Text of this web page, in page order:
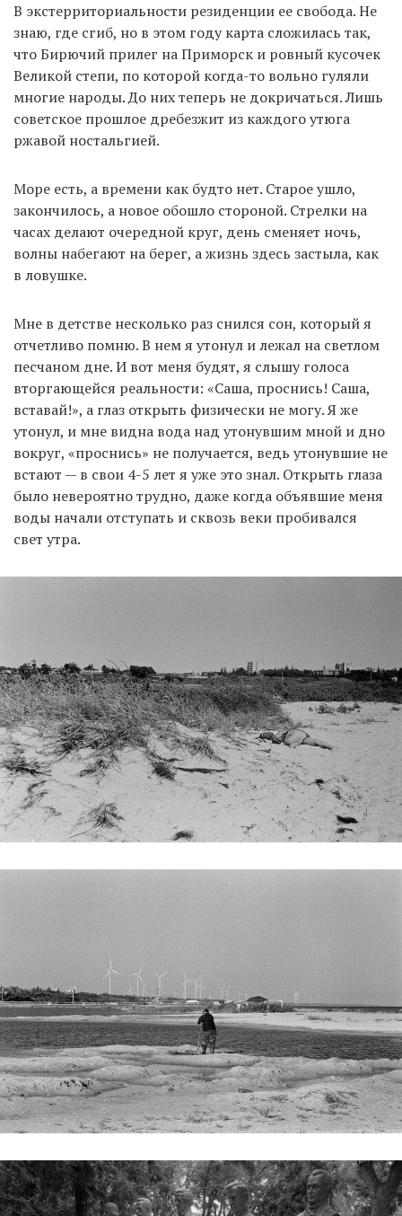
В экстерриториальности резиденции ее свобода. Не
знаю, где сгиб, но в этом году карта сложилась так,
что Бирючий прилег на Приморск и ровный кусочек
Великой степи, по которой когда-то вольно гуляли
многие народы. До них теперь не докричаться. Лишь
советское прошлое дребезжит из каждого утюга
ржавой ностальгией.
Море есть, а времени как будто нет. Старое ушло,
закончилось, а новое обошло стороной. Стрелки на
часах делают очередной круг, день сменяет ночь,
волны набегают на берег, а жизнь здесь застыла, как
в ловушке.
Мне в детстве несколько раз снился сон, который я
отчетливо помню. В нем я утонул и лежал на светлом
песчаном дне. И вот меня будят, я слышу голоса
вторгающейся реальности: «Саша, проснись! Саша,
вставай!», а глаз открыть физически не могу. Я же
утонул, и мне видна вода над утонувшим мной и дно
вокруг, «проснись» не получается, ведь утонувшие не
встают — в свои 4-5 лет я уже это знал. Открыть глаза
было невероятно трудно, даже когда объявшие меня
воды начали отступать и сквозь веки пробивался
свет утра.